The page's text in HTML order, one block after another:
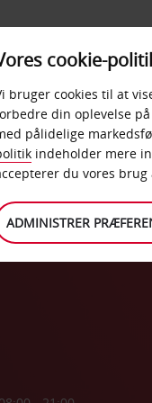
cookie-
bruger cookies til at
din oplevelse
pålidelige
indeholder mere
du vores brug
ADMINISTRER